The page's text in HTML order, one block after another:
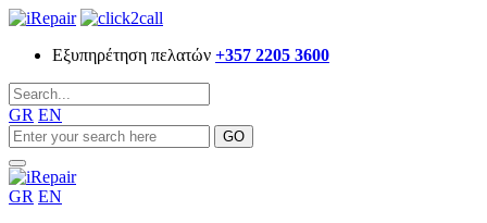
Εξυπηρέτηση πελατών +357 2205 3600
GR EN
GR EN